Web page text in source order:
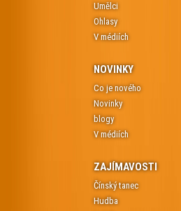
Umělci
Ohlasy
V médiích
NOVINKY
Co je nového
Novinky
blogy
V médiích
ZAJÍMAVOSTI
Čínský tanec
Hudba